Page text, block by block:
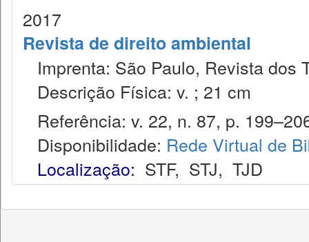
2017
Revista de direito ambiental
Imprenta: São Paulo, Revista dos
Descrição Física: v. ; 21 cm
Referência: v. 22, n. 87, p.
Disponibilidade: Rede Virtual de
Localização: STF, STJ, TJD